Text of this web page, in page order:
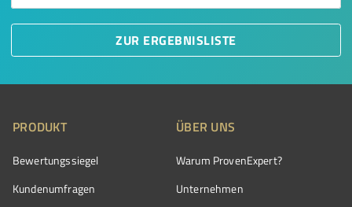
ZUR ERGEBNISLISTE
PRODUKT
Bewertungssiegel
Kundenumfragen
ÜBER UNS
Warum ProvenExpert?
Unternehmen